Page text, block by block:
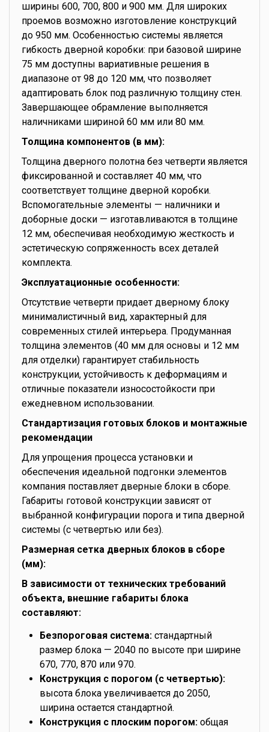
ширины 600, 700, 800 и 900 мм. Для широких
проемов возможно изготовление конструкций
до 950 мм. Особенностью системы является
гибкость дверной коробки: при базовой ширине
75 мм доступны вариативные решения в
диапазоне от 98 до 120 мм, что позволяет
адаптировать блок под различную толщину стен.
Завершающее обрамление выполняется
наличниками шириной 60 мм или 80 мм.
Толщина компонентов (в мм):
Толщина дверного полотна без четверти является
фиксированной и составляет 40 мм, что
соответствует толщине дверной коробки.
Вспомогательные элементы — наличники и
доборные доски — изготавливаются в толщине
12 мм, обеспечивая необходимую жесткость и
эстетическую сопряженность всех деталей
комплекта.
Эксплуатационные особенности:
Отсутствие четверти придает дверному блоку
минималистичный вид, характерный для
современных стилей интерьера. Продуманная
толщина элементов (40 мм для основы и 12 мм
для отделки) гарантирует стабильность
конструкции, устойчивость к деформациям и
отличные показатели износостойкости при
ежедневном использовании.
Стандартизация готовых блоков и монтажные
рекомендации
Для упрощения процесса установки и
обеспечения идеальной подгонки элементов
компания поставляет дверные блоки в сборе.
Габариты готовой конструкции зависят от
выбранной конфигурации порога и типа дверной
системы (с четвертью или без).
Размерная сетка дверных блоков в сборе
(мм):
В зависимости от технических требований
объекта, внешние габариты блока
составляют:
Безпороговая система: стандартный
размер блока — 2040 по высоте при ширине
670, 770, 870 или 970.
Конструкция с порогом (с четвертью):
высота блока увеличивается до 2050,
ширина остается стандартной.
Конструкция с плоским порогом: общая